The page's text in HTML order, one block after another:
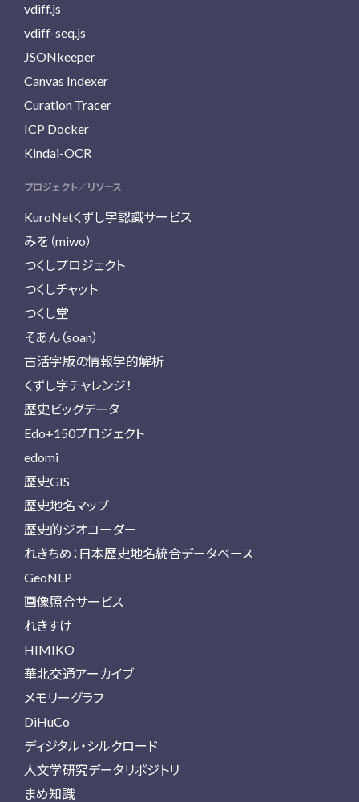
vdiff.js
vdiff-seq.js
JSONkeeper
Canvas Indexer
Curation Tracer
ICP Docker
Kindai-OCR
プロジェクト／リソース
KuroNetくずし字認識サービス
みを（miwo）
つくしプロジェクト
つくしチャット
つくし堂
そあん（soan）
古活字版の情報学的解析
くずし字チャレンジ！
歴史ビッグデータ
Edo+150プロジェクト
edomi
歴史GIS
歴史地名マップ
歴史的ジオコーダー
れきちめ：日本歴史地名統合データベース
GeoNLP
画像照合サービス
れきすけ
HIMIKO
華北交通アーカイブ
メモリーグラフ
DiHuCo
ディジタル・シルクロード
人文学研究データリポジトリ
まめ知識